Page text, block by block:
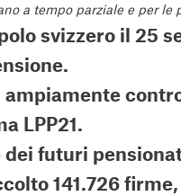
a tempo parziale e per le
svizzero il 25
LPP21.
futuri
141.726